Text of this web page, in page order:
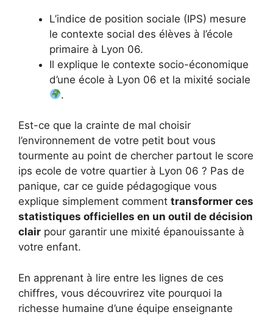
L’indice de position sociale (IPS) mesure
le contexte social des élèves à l’école
primaire à Lyon 06.
Il explique le contexte socio-économique
d’une école à Lyon 06 et la mixité sociale
.
Est-ce que la crainte de mal choisir
l’environnement de votre petit bout vous
tourmente au point de chercher partout le score
ips ecole de votre quartier à Lyon 06 ? Pas de
panique, car ce guide pédagogique vous
explique simplement comment transformer ces
statistiques officielles en un outil de décision
clair pour garantir une mixité épanouissante à
votre enfant.
En apprenant à lire entre les lignes de ces
chiffres, vous découvrirez vite pourquoi la
richesse humaine d’une équipe enseignante